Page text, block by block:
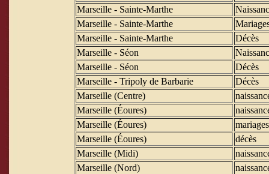
Marseille - Sainte-Marthe
Marseille - Sainte-Marthe
Marseille - Sainte-Marthe
Décès
Marseille - Séon
Marseille - Séon
Décès
Marseille - Tripoly de Barbarie
Décès
Marseille (Centre)
Marseille (Éoures)
Marseille (Éoures)
mariages
Marseille (Éoures)
décès
Marseille (Midi)
Marseille (Nord)